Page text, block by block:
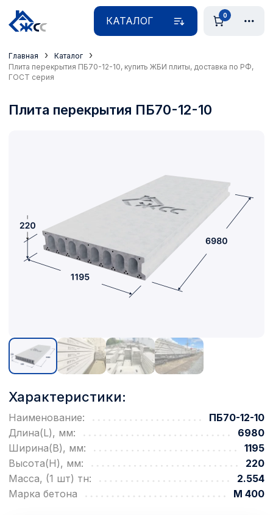
КАТАЛОГ 0
Главная › Каталог ›
Плита перекрытия ПБ70-12-10, купить ЖБИ плиты, доставка по РФ,
ГОСТ серия
Плита перекрытия ПБ70-12-10
Характеристики:
Наименование:
ПБ70-12-10
Длина(L), мм:
6980
Ширина(B), мм:
1195
Высота(H), мм:
220
Масса, (1 шт) тн:
2.554
Марка бетона
М 400